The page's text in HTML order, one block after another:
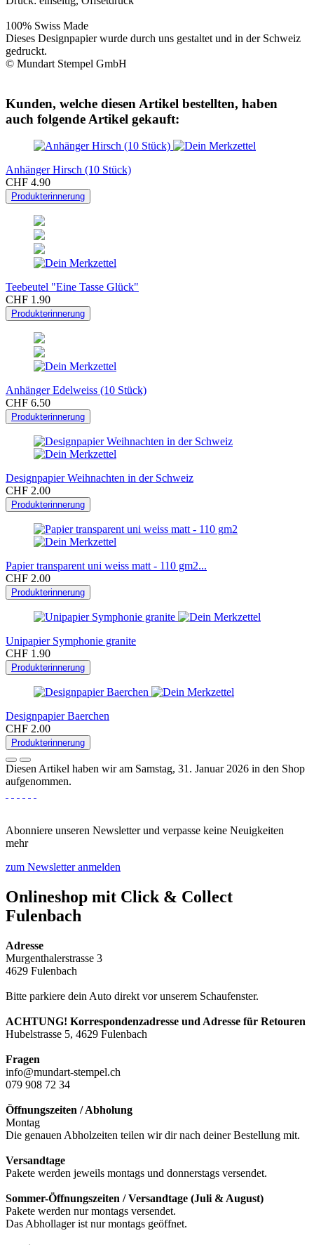
100% Swiss Made
Dieses Designpapier wurde durch uns gestaltet und in der Schweiz
gedruckt.
© Mundart Stempel GmbH
Kunden, welche diesen Artikel bestellten, haben
auch folgende Artikel gekauft:
Anhänger Hirsch (10 Stück)
CHF 4.90
Produkterinnerung
Teebeutel "Eine Tasse Glück"
CHF 1.90
Produkterinnerung
Anhänger Edelweiss (10 Stück)
CHF 6.50
Produkterinnerung
Designpapier Weihnachten in der Schweiz
CHF 2.00
Produkterinnerung
Papier transparent uni weiss matt - 110 gm2...
CHF 2.00
Produkterinnerung
Unipapier Symphonie granite
CHF 1.90
Produkterinnerung
Designpapier Baerchen
CHF 2.00
Produkterinnerung
Diesen Artikel haben wir am Samstag, 31. Januar 2026 in den Shop
aufgenommen.
Abonniere unseren Newsletter und verpasse keine Neuigkeiten
mehr
zum Newsletter anmelden
Onlineshop mit Click & Collect
Fulenbach​
Adresse
Murgenthalerstrasse 3
4629 Fulenbach
Bitte parkiere dein Auto direkt vor unserem Schaufenster.
ACHTUNG! Korrespondenzadresse und Adresse für Retouren
Hubelstrasse 5, 4629 Fulenbach
Fragen
info@mundart-stempel.ch
079 908 72 34
Öffnungszeiten / Abholung
Montag
Die genauen Abholzeiten teilen wir dir nach deiner Bestellung mit.
Versandtage
Pakete werden jeweils montags und donnerstags versendet.
Sommer-Öffnungszeiten / Versandtage (Juli & August)
Pakete werden nur montags versendet.
Das Abhollager ist nur montags geöffnet.